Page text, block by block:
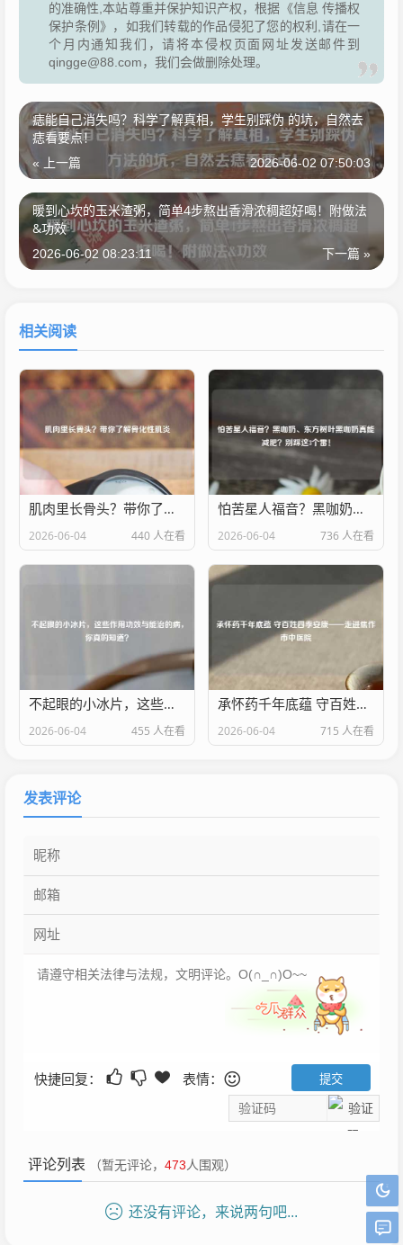
的准确性,本站尊重并保护知识产权，根据《信息 传播权
保护条例》，如我们转载的作品侵犯了您的权利,请在一
个月内通知我们，请将本侵权页面网址发送邮件到
qingge@88.com，我们会做删除处理。
痣能自己消失吗？科学了解真相，学生别踩伪 的坑，自然去
痣看要点！
« 上一篇 2026-06-02 07:50:03
暖到心坎的玉米渣粥，简单4步熬出香滑浓稠超好喝！附做法
&功效
下一篇 »
2026-06-02 08:23:11
相关阅读
肌肉里长骨头？带你了解骨化性肌炎
2026-06-04 440 人在看
怕苦星人福音？黑咖奶、东方树叶黑咖奶真能减肥？别踩这3个雷！
2026-06-04 736 人在看
不起眼的小冰片，这些作用功效与能治的病，你真的知道？
2026-06-04 455 人在看
承怀药千年底蕴 守百姓四季安康——走进焦作市中医院
2026-06-04 715 人在看
发表评论
快捷回复： 表情：
评论列表 （暂无评论， 473人围观）
还没有评论，来说两句吧...